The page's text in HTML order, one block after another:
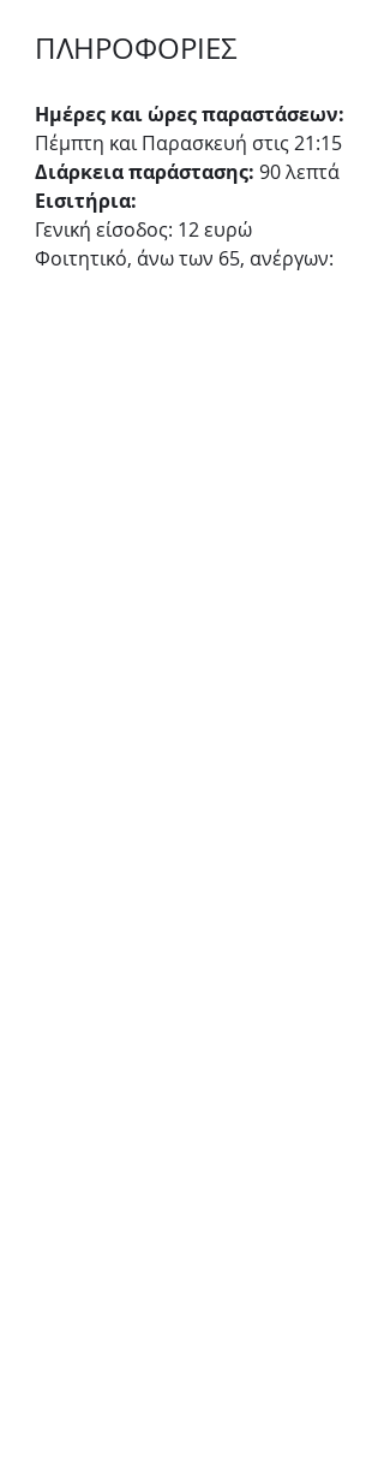
ΠΛΗΡΟΦΟΡΙΕΣ
Ημέρες και ώρες παραστάσεων:
Πέμπτη και Παρασκευή στις 21:15
Διάρκεια παράστασης: 90 λεπτά
Εισιτήρια:
Γενική είσοδος: 12 ευρώ
Φοιτητικό, άνω των 65, ανέργων: